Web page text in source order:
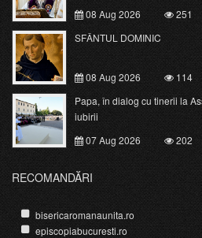
08 Aug 2026
251
SFÂNTUL DOMINIC
08 Aug 2026 114
Papa, în dialog cu tinerii la
iubirii
07 Aug 2026
202
RECOMANDĂRI
bisericaromanaunita.ro
episcopiabucuresti.ro